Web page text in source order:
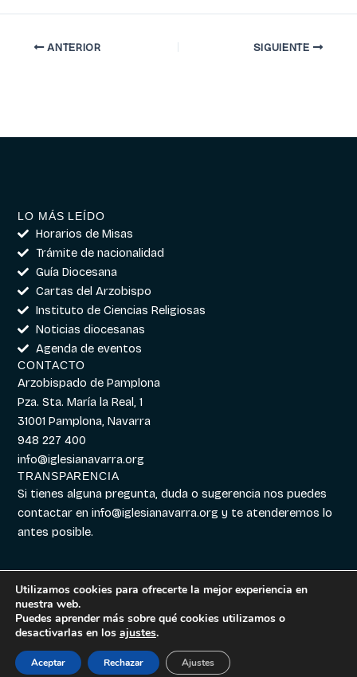
ANTERIOR SIGUIENTE
LO MÁS LEÍDO
Horarios de Misas
Trámite de nacionalidad
Guía Diocesana
Cartas del Arzobispo
Instituto de Ciencias Religiosas
Noticias diocesanas
Agenda de eventos
CONTACTO
Arzobispado de Pamplona
Pza. Sta. María la Real, 1
31001 Pamplona, Navarra
948 227 400
info@iglesianavarra.org
TRANSPARENCIA
Si tienes alguna pregunta, duda o sugerencia nos puedes
contactar eninfo@iglesianavarra.org y te atenderemos lo
antes posible.
Aviso legal|
Cookies|Política de
Utilizamos cookies para ofrecerte la mejor experiencia en
nuestra web.
Puedes aprender más sobre qué cookies utilizamos o
desactivarlas en los ajustes.
Aceptar Rechazar Ajustes